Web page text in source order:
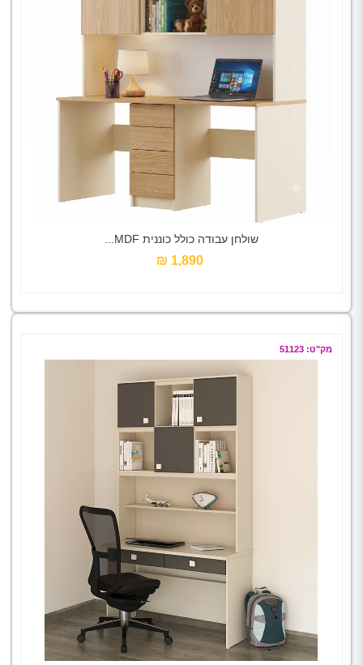
שולחן עבודה כולל כוננית MDF...
1,890 ₪‎
מק"ט: 51123